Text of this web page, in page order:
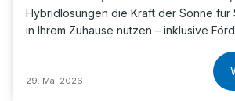
Hybridlösungen die Kraft der Sonne für
in Ihrem Zuhause nutzen – inklusive
29. Mai 2026